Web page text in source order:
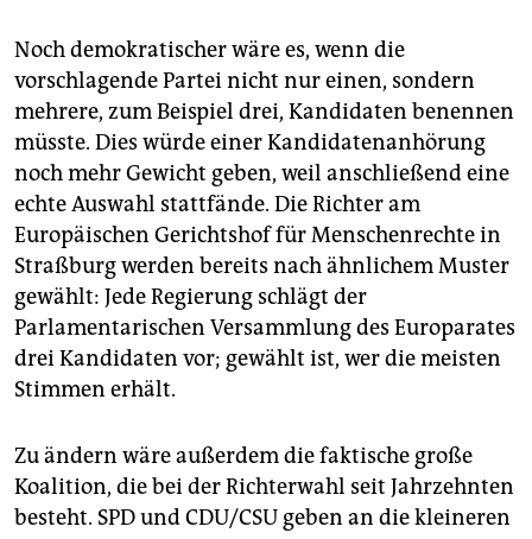
Noch demokratischer wäre es, wenn die
vorschlagende Partei nicht nur einen, sondern
mehrere, zum Beispiel drei, Kandidaten benennen
müsste. Dies würde einer Kandidatenanhörung
noch mehr Gewicht geben, weil anschließend eine
echte Auswahl stattfände. Die Richter am
Europäischen Gerichtshof für Menschenrechte in
Straßburg werden bereits nach ähnlichem Muster
gewählt: Jede Regierung schlägt der
Parlamentarischen Versammlung des Europarates
drei Kandidaten vor; gewählt ist, wer die meisten
Stimmen erhält.
Zu ändern wäre außerdem die faktische große
Koalition, die bei der Richterwahl seit Jahrzehnten
besteht. SPD und CDU/CSU geben an die kleineren